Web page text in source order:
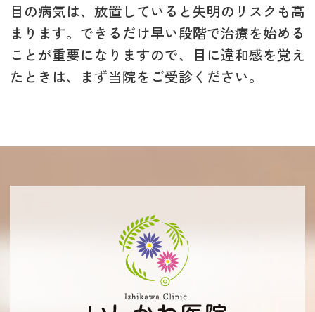
目の病気は、放置していると失明のリスクも高
まります。できるだけ早い段階で治療を始める
ことが重要になりますので、目に違和感を覚え
たときは、まず当院をご受診ください。